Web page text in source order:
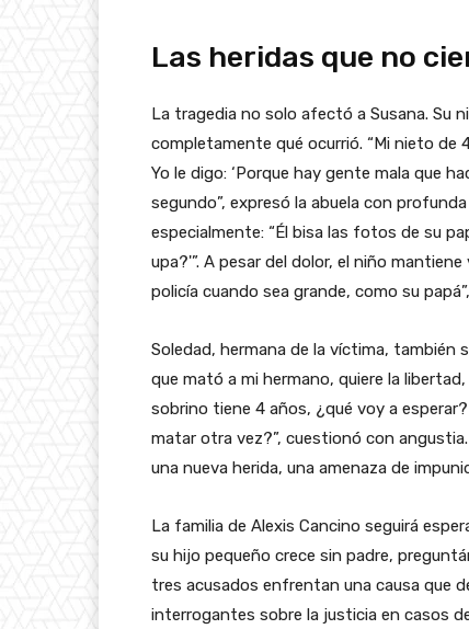
Las heridas que no
La tragedia no solo afectó a Susana. Su
completamente qué ocurrió. “Mi nieto de
Yo le digo: ‘Porque hay gente mala que
segundo”, expresó la abuela con
especialmente: “Él bisa las fotos de su
upa?'”. A pesar del dolor, el niño
policía cuando sea grande, como su
Soledad, hermana de la víctima, también
que mató a mi hermano, quiere la
sobrino tiene 4 años, ¿qué voy a
matar otra vez?”, cuestionó con
una nueva herida, una amenaza de
La familia de Alexis Cancino seguirá
su hijo pequeño crece sin padre,
tres acusados enfrentan una causa que
interrogantes sobre la justicia en casos